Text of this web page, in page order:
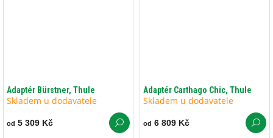
Adaptér Bürstner, Thule
Skladem u dodavatele
od 5 309 Kč
Adaptér Carthago Chic, Thule
Skladem u dodavatele
od 6 809 Kč